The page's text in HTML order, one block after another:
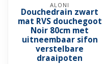
ALONI
Douchedrain zwart
mat RVS douchegoot
Noir 80cm met
uitneembaar sifon
verstelbare
draaipoten